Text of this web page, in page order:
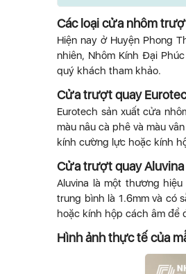
Các loại cửa nhôm
Hiện nay ở Huyện Phong
nhiên, Nhôm Kính Đại
quý khách tham khảo.
Cửa trượt quay
Eurotech sản xuất cửa
màu nâu cà phê và màu
kính cường lực hoặc kính
Cửa trượt quay Aluvina
Aluvina là một thương
trung bình là 1.6mm và có
hoặc kính hộp cách âm để
Hình ảnh thực tế của